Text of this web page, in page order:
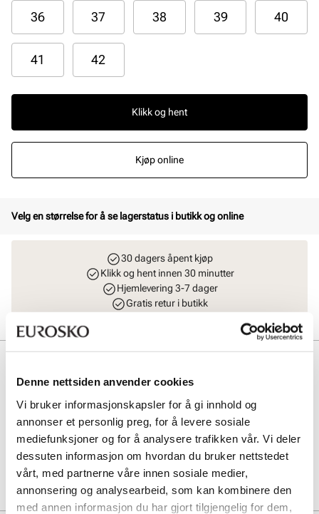
Denne nettsiden anvender cookies
Vi bruker informasjonskapsler for å gi innhold og
annonser et personlig preg, for å levere sosiale
mediefunksjoner og for å analysere trafikken vår. Vi deler
dessuten informasjon om hvordan du bruker nettstedet
vårt, med partnerne våre innen sosiale medier,
annonsering og analysearbeid, som kan kombinere den
med annen informasjon du har gjort tilgjengelig for dem,
36 37 38 39 40
41 42
Klikk og hent
Kjøp online
Velg en størrelse for å se lagerstatus i butikk og online
30 dagers åpent kjøp
Klikk og hent innen 30 minutter
Hjemlevering 3-7 dager
Gratis retur i butikk
Sandalen har en ekstra myk innersåle og en fleksibel yttersåle som
gir god komfort hele dagen. Modellen har også en justerbar rem
rundt ankelen for optimal passform.
Art. nr
41263007
26V1175